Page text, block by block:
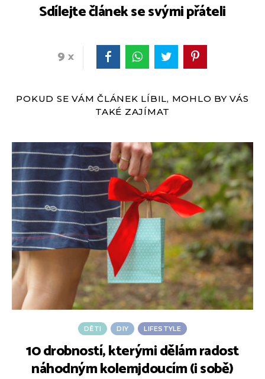
Sdílejte článek se svými přáteli
9
POKUD SE VÁM ČLÁNEK LÍBIL, MOHLO BY VÁS
TAKÉ ZAJÍMAT
DĚTI DIY LIFESTYLE
10 drobností, kterými dělám radost
náhodným kolemjdoucím (i sobě)